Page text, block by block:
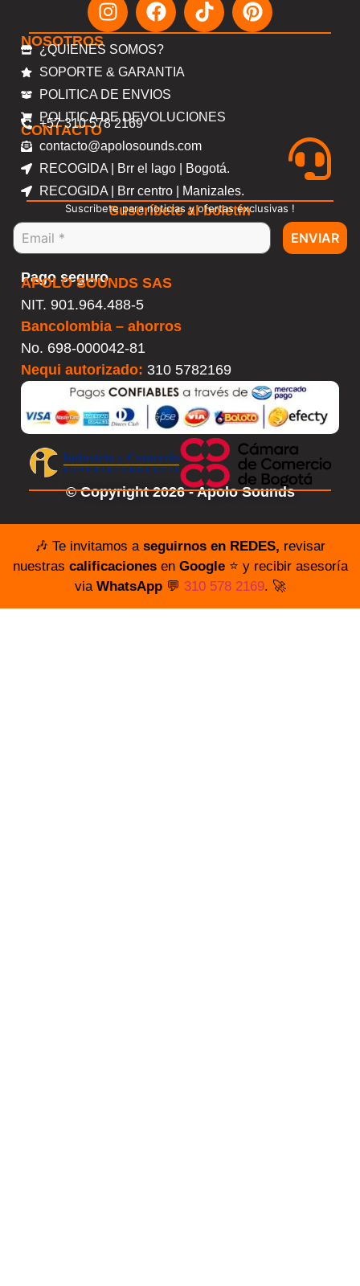
NOSOTROS
¿QUIENES SOMOS?
SOPORTE & GARANTIA
POLITICA DE ENVIOS
POLITICA DE DEVOLUCIONES
CONTACTO
+57 310 578 2169
contacto@apolosounds.com
RECOGIDA | Brr el lago | Bogotá.
RECOGIDA | Brr centro | Manizales.
Suscríbete al boletín
Suscribete para noticias y ofertas exclusivas !
ENVIAR
Pago seguro
APOLO SOUNDS SAS
NIT. 901.964.488-5
Bancolombia – ahorros
No. 698-000042-81
Nequi autorizado: 310 5782169
© Copyright 2026 - Apolo Sounds
🎶 Te invitamos a seguirnos en REDES, revisar
nuestras calificacionesen Google⭐️ y recibir asesoría
via WhatsApp💬 310 578 2169. 🚀